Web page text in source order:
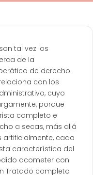
tal vez los
de la
de derecho.
con los
cuyo
porque
completo e
a secas, más allá
cada
característica del
acometer con
Tratado completo